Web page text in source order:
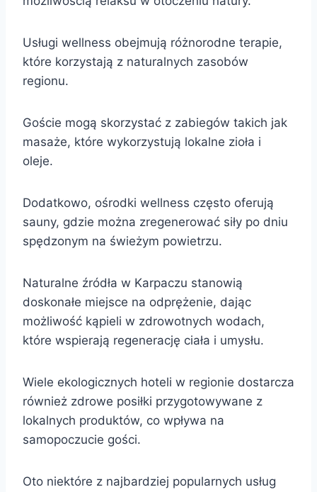
Usługi wellness obejmują różnorodne terapie,
które korzystają z naturalnych zasobów
regionu.
Goście mogą skorzystać z zabiegów takich jak
masaże, które wykorzystują lokalne zioła i
oleje.
Dodatkowo, ośrodki wellness często oferują
sauny, gdzie można zregenerować siły po dniu
spędzonym na świeżym powietrzu.
Naturalne źródła w Karpaczu stanowią
doskonałe miejsce na odprężenie, dając
możliwość kąpieli w zdrowotnych wodach,
które wspierają regenerację ciała i umysłu.
Wiele ekologicznych hoteli w regionie dostarcza
również zdrowe posiłki przygotowywane z
lokalnych produktów, co wpływa na
samopoczucie gości.
Oto niektóre z najbardziej popularnych usług